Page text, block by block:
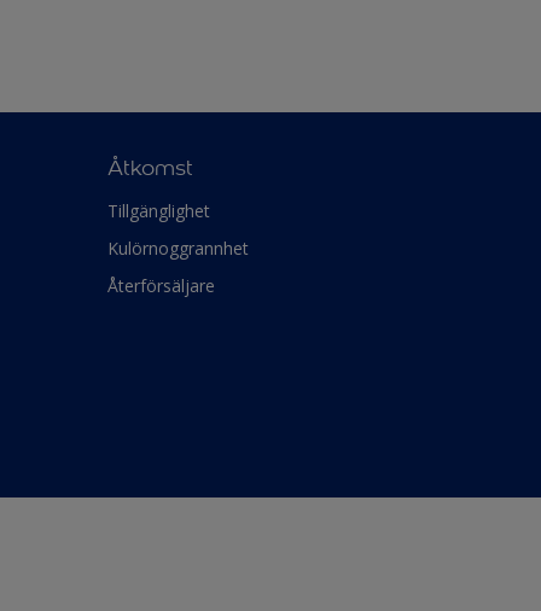
Åtkomst
Tillgänglighet
Kulörnoggrannhet
Återförsäljare